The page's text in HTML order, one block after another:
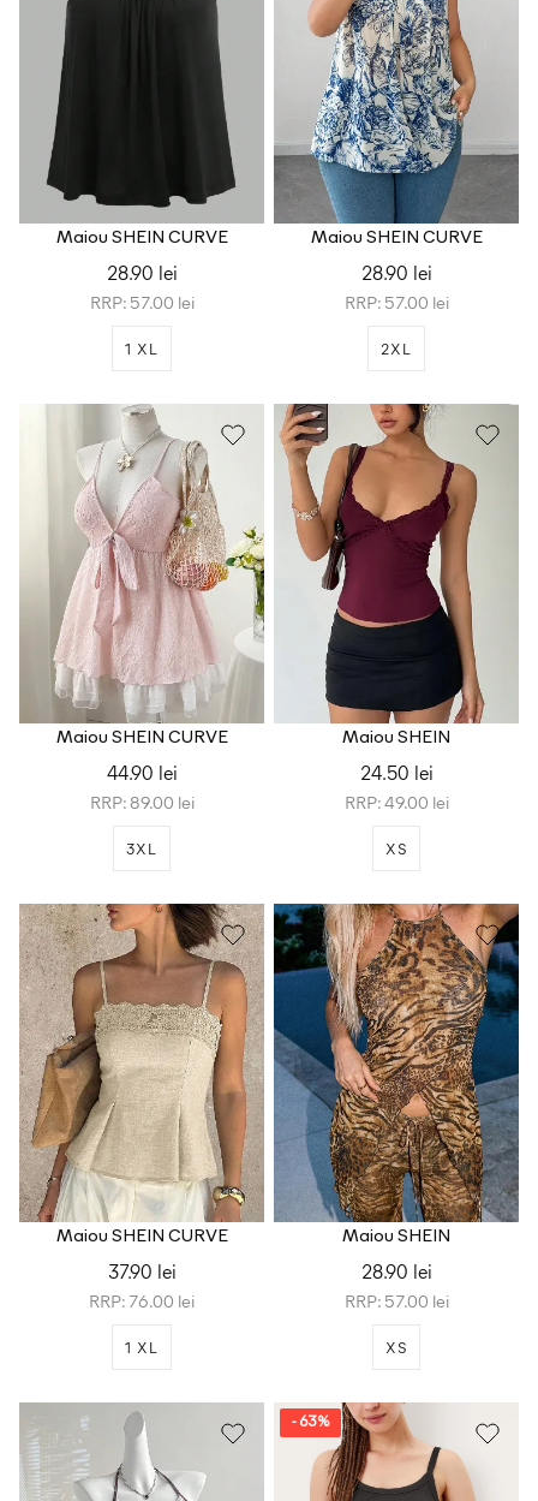
Maiou SHEIN CURVE
28.90 lei
RRP: 57.00 lei
1 XL
Maiou SHEIN CURVE
28.90 lei
RRP: 57.00 lei
2XL
Maiou SHEIN CURVE
44.90 lei
RRP: 89.00 lei
3XL
Maiou SHEIN
24.50 lei
RRP: 49.00 lei
XS
Maiou SHEIN CURVE
37.90 lei
RRP: 76.00 lei
1 XL
Maiou SHEIN
28.90 lei
RRP: 57.00 lei
XS
- 63%